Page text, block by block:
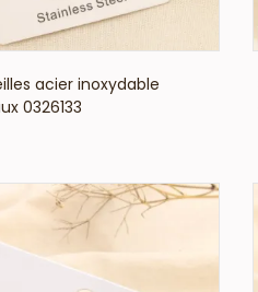
VOIR LE PRIX
acier inoxydable
0326133